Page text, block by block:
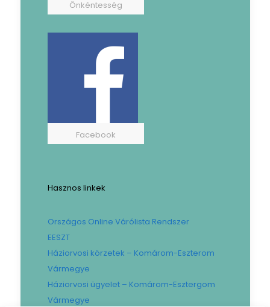
Önkéntesség
Facebook
Hasznos linkek
Országos Online Várólista Rendszer
EESZT
Háziorvosi körzetek – Komárom-Eszterom
Vármegye
Háziorvosi ügyelet – Komárom-Esztergom
Vármegye